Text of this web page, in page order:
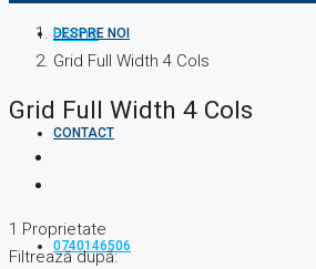
DESPRE NOI
CONTACT
0740146506
Home
Grid Full Width 4 Cols
Grid Full Width 4 Cols
1 Proprietate
Filtrează după: